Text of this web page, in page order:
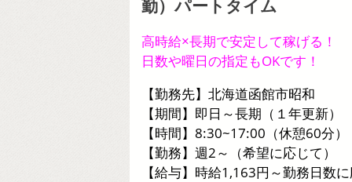
勤）パートタイム
高時給×長期で安定して稼げる！
日数や曜日の指定もOKです！
【勤務先】北海道函館市昭和
【期間】即日～長期（１年更新）
【時間】8:30~17:00（休憩60分）
【勤務】週2～（希望に応じて）
【給与】時給1,163円～勤務日数